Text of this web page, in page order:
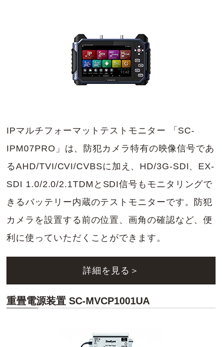
IPマルチフォーマットテストモニター 「SC-
IPM07PRO」は、防犯カメラ特有の映像信号であ
るAHD/TVI/CVI/CVBSに加え、HD/3G-SDI、EX-
SDI 1.0/2.0/2.1TDMとSDI信号もモニタリングで
きるバッテリー内蔵のテストモニターです。防犯
カメラを設置する前の位置、画角の確認など、便
利に使っていただくことができます。
詳細を見る＞
重畳電源装置 SC-MVCP1001UA